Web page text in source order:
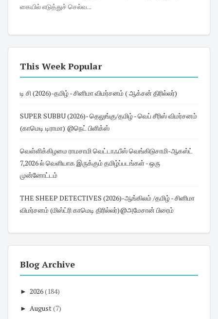
கையில் எடுத்துச் செல்வ...
This Week Popular
டி சி (2026)-தமிழ் - சினிமா விமர்சனம் ( ஆக்சன் திரில்லர்)
SUPER SUBBU (2026)- தெலுங்கு/தமிழ் - வெப் சீரிஸ் விமர்சனம்
(காமெடி டிராமா) @நெட் பிளிக்ஸ்
வெள்ளிக்கிழமை ராமசாமி வெட்டாஃபீஸ் வெங்கிடுசாமி-ஆகஸ்ட்
7,2026 ல் வெளியாக இருக்கும் தமிழ்ப்படங்கள் - ஒரு
முன்னோட்டம்
THE SHEEP DETECTIVES (2026)-ஆங்கிலம் /தமிழ் - சினிமா
விமர்சனம் (மிஸ்ட்ரி காமெடி திரில்லர்)@அமேசான் பிரைம்
Blog Archive
► 2026(184)
► August(7)